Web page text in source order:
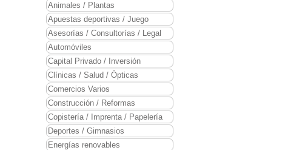
Animales / Plantas
Apuestas deportivas / Juego
Asesorías / Consultorías / Legal
Automóviles
Capital Privado / Inversión
Clínicas / Salud / Ópticas
Comercios Varios
Construcción / Reformas
Copistería / Imprenta / Papelería
Deportes / Gimnasios
Energías renovables